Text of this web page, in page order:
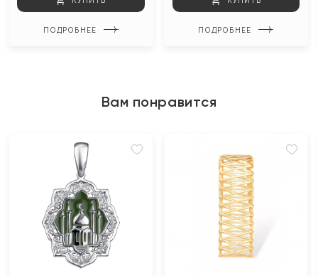
ПОДРОБНЕЕ ПОДРОБНЕЕ
Вам понравится